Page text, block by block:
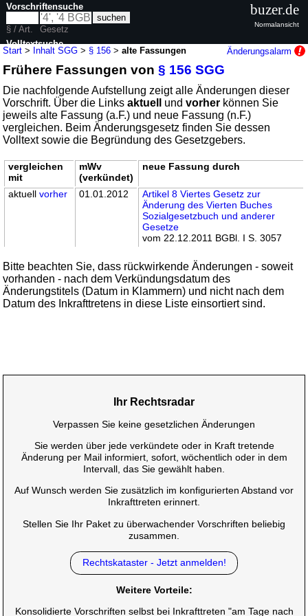
Start > Inhalt SGG > § 156 >alte Fassungen Änderungsalarm
Frühere Fassungen von§ 156 SGG
Die nachfolgende Aufstellung zeigt alle Änderungen dieser
Vorschrift. Über die Linksaktuell undvorher können Sie
jeweils alte Fassung (a.F.) und neue Fassung (n.F.)
vergleichen. Beim Änderungsgesetz finden Sie dessen
Volltext sowie die Begründung des Gesetzgebers.
vergleichen
mit
mWv
(verkündet)
neue Fassung durch
aktuellvorher 01.01.2012
Artikel 8 Viertes Gesetz zur
Änderung des Vierten Buches
Sozialgesetzbuch und anderer
Gesetze
vom 22.12.2011 BGBl. I S. 3057
Bitte beachten Sie, dass rückwirkende Änderungen - soweit
vorhanden - nach dem Verkündungsdatum des
Änderungstitels (Datum in Klammern) und nicht nach dem
Datum des Inkrafttretens in diese Liste einsortiert sind.
Vorschriftensuche
§ / Art.
Gesetz
Volltextsuche
nur in SGG
buzer.de
Normalansicht
Ihr Rechtsradar
Verpassen Sie keine gesetzlichen Änderungen
Sie werden über jede verkündete oder in Kraft tretende
Änderung per Mail informiert, sofort, wöchentlich oder in dem
Intervall, das Sie gewählt haben.
Auf Wunsch werden Sie zusätzlich im konfigurierten Abstand vor
Inkrafttreten erinnert.
Stellen Sie Ihr Paket zu überwachender Vorschriften beliebig
zusammen.
Rechtskataster - Jetzt anmelden!
Weitere Vorteile:
Konsolidierte Vorschriften selbst bei Inkrafttreten "am Tage nach